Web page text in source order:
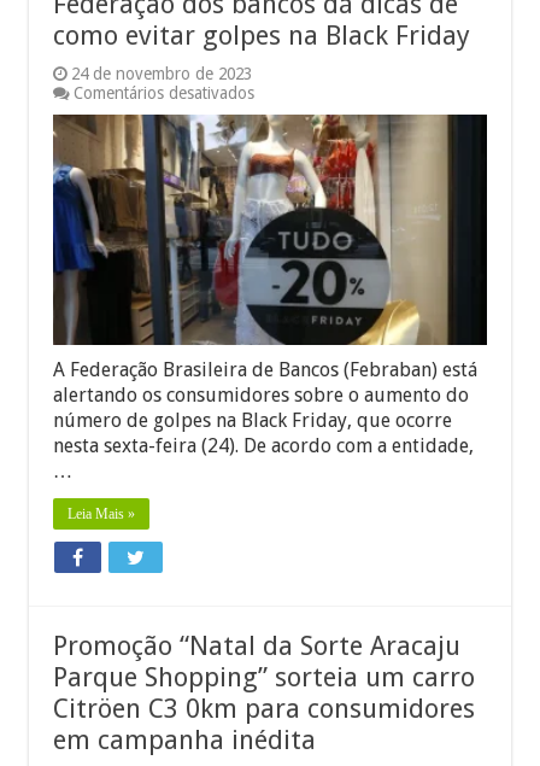
como evitar golpes na Black Friday
24 de novembro de 2023
Comentários desativadosem
Federação
dos
bancos
dá
dicas
de
como
evitar
golpes
na
Black
Friday
A Federação Brasileira de Bancos (Febraban) está
alertando os consumidores sobre o aumento do
número de golpes na Black Friday, que ocorre
nesta sexta-feira (24). De acordo com a entidade,
…
Leia Mais »
Promoção “Natal da Sorte Aracaju
Parque Shopping” sorteia um carro
Citröen C3 0km para consumidores
em campanha inédita